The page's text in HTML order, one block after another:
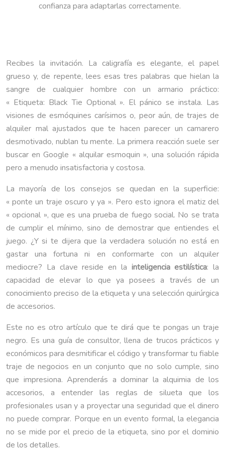
confianza para adaptarlas correctamente.
Recibes la invitación. La caligrafía es elegante, el papel
grueso y, de repente, lees esas tres palabras que hielan la
sangre de cualquier hombre con un armario práctico:
« Etiqueta: Black Tie Optional ». El pánico se instala. Las
visiones de esmóquines carísimos o, peor aún, de trajes de
alquiler mal ajustados que te hacen parecer un camarero
desmotivado, nublan tu mente. La primera reacción suele ser
buscar en Google « alquilar esmoquin », una solución rápida
pero a menudo insatisfactoria y costosa.
La mayoría de los consejos se quedan en la superficie:
« ponte un traje oscuro y ya ». Pero esto ignora el matiz del
« opcional », que es una prueba de fuego social. No se trata
de cumplir el mínimo, sino de demostrar que entiendes el
juego. ¿Y si te dijera que la verdadera solución no está en
gastar una fortuna ni en conformarte con un alquiler
mediocre? La clave reside en la inteligencia estilística: la
capacidad de elevar lo que ya posees a través de un
conocimiento preciso de la etiqueta y una selección quirúrgica
de accesorios.
Este no es otro artículo que te dirá que te pongas un traje
negro. Es una guía de consultor, llena de trucos prácticos y
económicos para desmitificar el código y transformar tu fiable
traje de negocios en un conjunto que no solo cumple, sino
que impresiona. Aprenderás a dominar la alquimia de los
accesorios, a entender las reglas de silueta que los
profesionales usan y a proyectar una seguridad que el dinero
no puede comprar. Porque en un evento formal, la elegancia
no se mide por el precio de la etiqueta, sino por el dominio
de los detalles.